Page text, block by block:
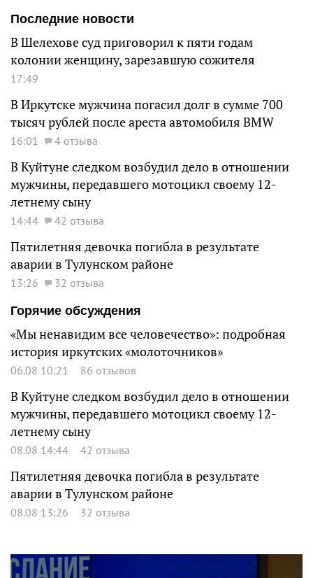
Последние новости
В Шелехове суд приговорил к пяти годам
колонии женщину, зарезавшую сожителя
17:49
В Иркутске мужчина погасил долг в сумме 700
тысяч рублей после ареста автомобиля BMW
16:01 4 отзыва
В Куйтуне следком возбудил дело в отношении
мужчины, передавшего мотоцикл своему 12-
летнему сыну
14:44 42 отзыва
Пятилетняя девочка погибла в результате
аварии в Тулунском районе
13:26
32 отзыва
Горячие обсуждения
«Мы ненавидим все человечество»: подробная
история иркутских «молоточников»
06.08 10:21 86 отзывов
В Куйтуне следком возбудил дело в отношении
мужчины, передавшего мотоцикл своему 12-
летнему сыну
08.08 14:44 42 отзыва
Пятилетняя девочка погибла в результате
аварии в Тулунском районе
08.08 13:26 32 отзыва